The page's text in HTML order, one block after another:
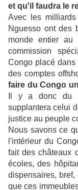
et qu'il faudra le
Avec les
Nguesso ont des
monde entier
commission
Congo placé dans
des comptes
faire du Congo
Il y a donc du
supplantera celui
justice au peuple
Nous savons ce
l'intérieur du
fait des châteaux
écoles, des
dispensaires,
que ces